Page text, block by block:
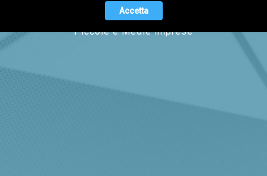
Il periodico di informazione per le
Piccole e Medie imprese
Accetta